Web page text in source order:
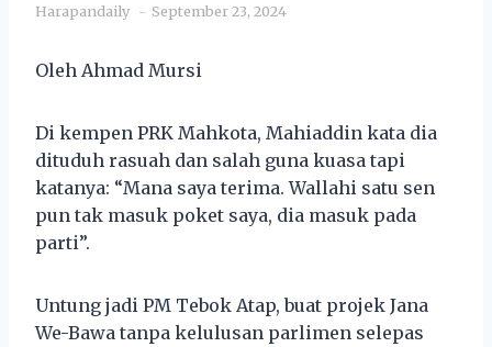
Harapandaily September 23, 2024
Oleh Ahmad Mursi
Di kempen PRK Mahkota, Mahiaddin kata dia
dituduh rasuah dan salah guna kuasa tapi
katanya: “Mana saya terima. Wallahi satu sen
pun tak masuk poket saya, dia masuk pada
parti”.
Untung jadi PM Tebok Atap, buat projek Jana
We-Bawa tanpa kelulusan parlimen selepas